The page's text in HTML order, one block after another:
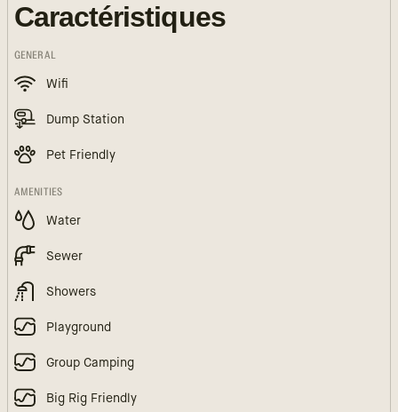
Caractéristiques
GENERAL
Wifi
Dump Station
Pet Friendly
AMENITIES
Water
Sewer
Showers
Playground
Group Camping
Big Rig Friendly